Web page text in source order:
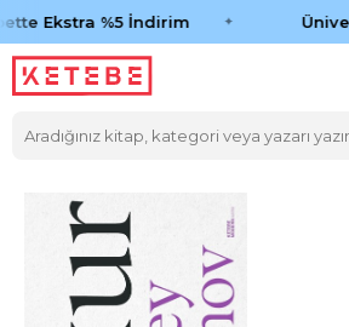
Ekstra %5 İndirim